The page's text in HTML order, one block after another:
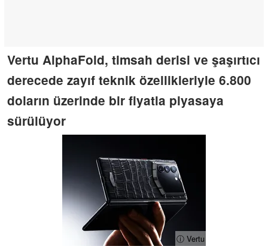
Vertu AlphaFold, timsah derisi ve şaşırtıcı
derecede zayıf teknik özellikleriyle 6.800
doların üzerinde bir fiyatla piyasaya
sürülüyor
ⓘ Vertu